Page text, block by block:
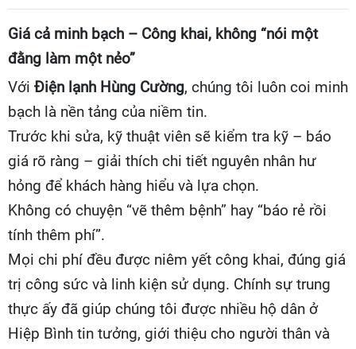
Giá cả minh bạch – Công khai, không “nói một
đằng làm một nẻo”
Với Điện lạnh Hùng Cường, chúng tôi luôn coi minh
bạch là nền tảng của niềm tin.
Trước khi sửa, kỹ thuật viên sẽ kiểm tra kỹ – báo
giá rõ ràng – giải thích chi tiết nguyên nhân hư
hỏng để khách hàng hiểu và lựa chọn.
Không có chuyện “vẽ thêm bệnh” hay “báo rẻ rồi
tính thêm phí”.
Mọi chi phí đều được niêm yết công khai, đúng giá
trị công sức và linh kiện sử dụng. Chính sự trung
thực ấy đã giúp chúng tôi được nhiều hộ dân ở
Hiệp Bình tin tưởng, giới thiệu cho người thân và